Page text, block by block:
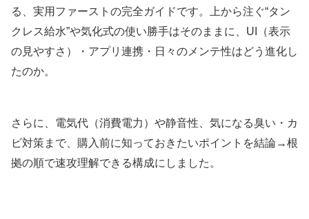
る、実用ファーストの完全ガイドです。上から注ぐ“タン
クレス給水”や気化式の使い勝手はそのままに、UI（表示
の見やすさ）・アプリ連携・日々のメンテ性はどう進化し
たのか。
さらに、電気代（消費電力）や静音性、気になる臭い・カ
ビ対策まで、購入前に知っておきたいポイントを結論→根
拠の順で速攻理解できる構成にしました。